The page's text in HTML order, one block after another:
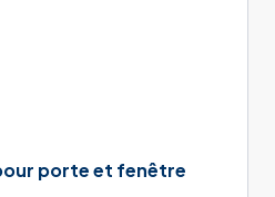
porte et fenêtre